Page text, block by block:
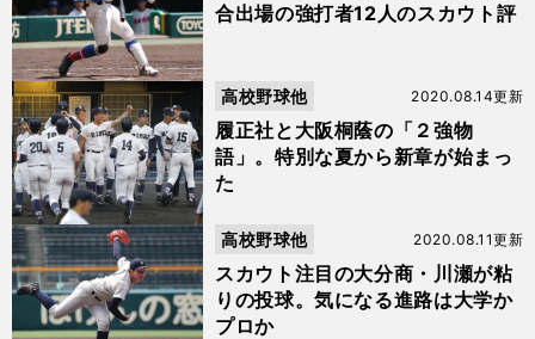
合出場の強打者12人のスカウト評
履正社と大阪桐蔭の「２強物
語」。特別な夏から新章が始まっ
た
2020.08.14更新
高校野球他
スカウト注目の大分商・川瀬が粘
りの投球。気になる進路は大学か
プロか
2020.08.11更新
高校野球他